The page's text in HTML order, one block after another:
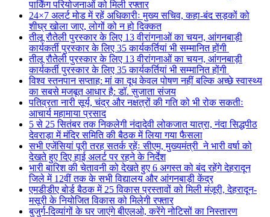
पार्किंग परियोजनाओं को मिली रफ्तार
24×7 अलर्ट मोड में रहें अधिकारीः मुख्य सचिव, कहा-बंद सड़कों को
शीघ्र खोला जाए, लोगों को न हो दिक्कत
तीलू रौतेली पुरस्कार के लिए 13 वीरांगनाओं का चयन, आंगनबाड़ी
कार्यकर्ती पुरस्कार के लिए 35 कार्यकर्तियां भी सम्मानित होंगी
तीलू रौतेली पुरस्कार के लिए 13 वीरांगनाओं का चयन, आंगनबाड़ी
कार्यकर्ती पुरस्कार के लिए 35 कार्यकर्तियां भी सम्मानित होंगी
विश्व स्तनपान सप्ताह: मां का दूध केवल पोषण नहीं बल्कि अच्छे स्वास्थ्य
का सबसे मजबूत आधार है: डॉ. सुजाता संजय
पतिव्रता नारी सूर्य, चंद्र और नक्षत्रों की गति को भी रोक सकतीः
आचार्य महामाया प्रसाद
5 से 25 सितंबर तक निकलेगी नंदादेवी लोकजात यात्रा, नंदा सिद्धपीठ
देवराड़ा में मंदिर समिति की बैठक में लिया गया फैसला
सभी एजेंसियां पूरी तरह सतर्क रहेंः सीएम, मुख्यमंत्री ने भारी वर्षा को
देखते हुए दिए हाई अलर्ट पर रहने के निर्देश
भारी बारिश की चेतावनी को देखते हुए 6 अगस्त को बंद रहेंगे देहरादून
जिले में 12वीं तक के सभी विद्यालय और आंगनबाड़ी केंद्र
एमडीडीए बोर्ड बैठक में 25 विकास प्रस्तावों को मिली मंजूरी, देहरादून-
मसूरी के नियोजित विकास को मिलेगी रफ्तार
बुजुर्ग-दिव्यांगों के घर जाएंगे बीएलओ, करेंगे नोटिसों का निस्तारण